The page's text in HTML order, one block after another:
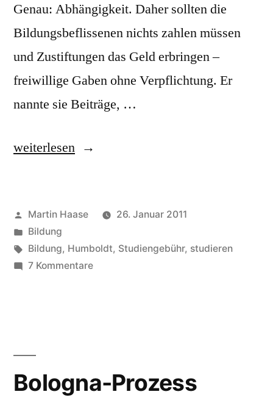
Genau: Abhängigkeit. Daher sollten die
Bildungsbeflissenen nichts zahlen müssen
und Zustiftungen das Geld erbringen –
freiwillige Gaben ohne Verpflichtung. Er
nannte sie Beiträge, …
„Studienbeiträge“
weiterlesen
Veröffentlicht
von
Martin Haase
26. Januar 2011
Veröffentlicht
in
Bildung
Schlagwörter:
Bildung, Humboldt, Studiengebühr, studieren
7 Kommentarezu
Bologna-Prozess